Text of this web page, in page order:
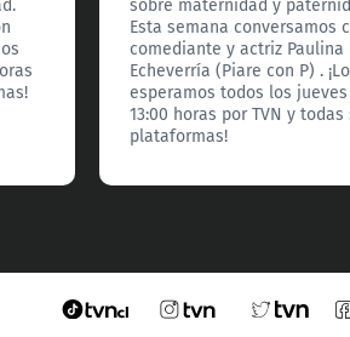
sobre maternidad y
Esta semana conversamos
comediante y actriz Paulina
Echeverría (Piare con P) .
esperamos todos los
13:00 horas por TVN y todas
plataformas!